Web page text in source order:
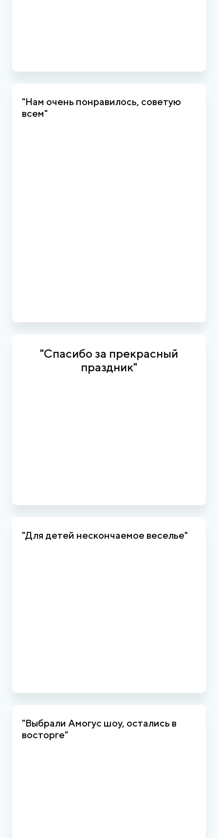
"Нам очень понравилось, советую
всем"
"Спасибо за прекрасный
праздник"
"Для детей нескончаемое веселье"
"Выбрали Амогус шоу, остались в
восторге"